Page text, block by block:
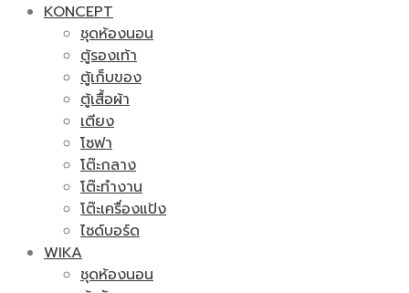
KONCEPT
ชุดห้องนอน
ตู้รองเท้า
ตู้เก็บของ
ตู้เสื้อผ้า
เตียง
โซฟา
โต๊ะกลาง
โต๊ะทำงาน
โต๊ะเครื่องแป้ง
ไซด์บอร์ด
WIKA
ชุดห้องนอน